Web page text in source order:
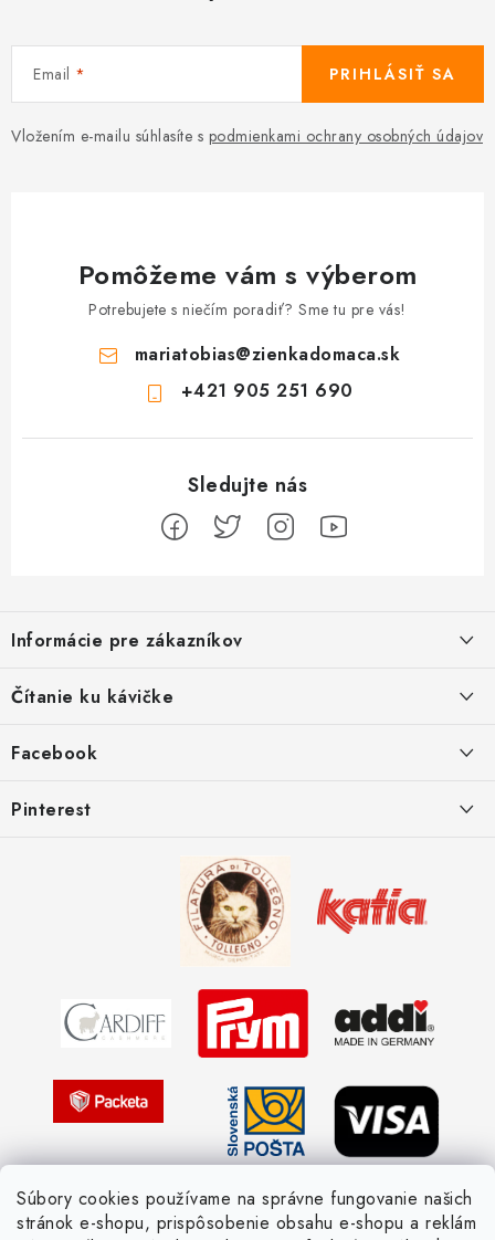
Súbory cookies používame na správne fungovanie našich
stránok e-shopu, prispôsobenie obsahu e-shopu a reklám
Email
Vložením e-mailu súhlasíte s podmienkami ochrany osobných údajov
PRIHLÁSIŤ SA
Pomôžeme vám s výberom
Potrebujete s niečím poradiť? Sme tu pre vás!
mariatobias@zienkadomaca.sk
+421 905 251 690
p
ä
Informácie pre zákazníkov
Ako sa registrovať
Kedy objednáme nový tovar
Žiadosť dotknutej osoby
Čítanie ku kávičke
Ako sa orientovať v hrúbke priadzí
Pletený slovník anglicky-česky
Pletený slovník česky-anglicky
Facebook
Pinterest